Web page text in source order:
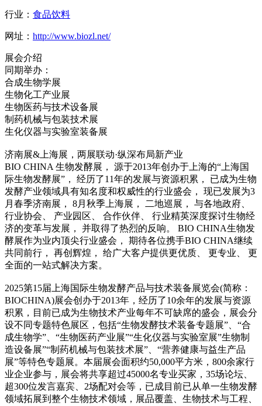
行业： 食品饮料
网址： http://www.biozl.net/
展会介绍
同期举办：
合成生物学展
生物化工产业展
生物医药与技术设备展
制药机械与包装技术展
生化仪器与实验室装备展
济南展&上海展，两展联动·纵深布局新产业
BIO CHINA 生物发酵展， 源于2013年创办于上海的“上海国
际生物发酵展”， 经历了11年的发展与资源积累， 已成为生物
发酵产业领域具有知名度和权威性的行业盛会， 现已发展为3
月春季济南展， 8月秋季上海展， 二地巡展， 与各地政府、
行业协会、 产业园区、 合作伙伴、 行业精英深度探讨生物经
济的变革与发展， 并取得了热烈的反响。 BIO CHINA生物发
酵展作为业内顶尖行业盛会， 期待各位携手BIO CHINA继续
共同前行， 再创辉煌， 给广大客户提供更优质、 更专业、 更
全面的一站式解决方案。
2025第15届上海国际生物发酵产品与技术装备展览会(简称：
BIOCHINA)展会创办于2013年，经历了10余年的发展与资源
积累，目前已成为生物技术产业每年不可缺席的盛会，展会分
设不同专题特色展区，包括“生物发酵技术装备专题展”、“合
成生物学”、“生物医药产业展”“生化仪器与实验室展”生物制
造设备展”“制药机械与包装技术展”、“营养健康与益生产品
展”等特色专题展。本届展会面积约50,000平方米，800余家行
业企业参与，展会将共享超过45000名专业买家，35场论坛、
超300位发言嘉宾、2场配对会等，已成目前已从单一生物发酵
领域拓展到整个生物技术领域，展品覆盖、生物技术与工程、